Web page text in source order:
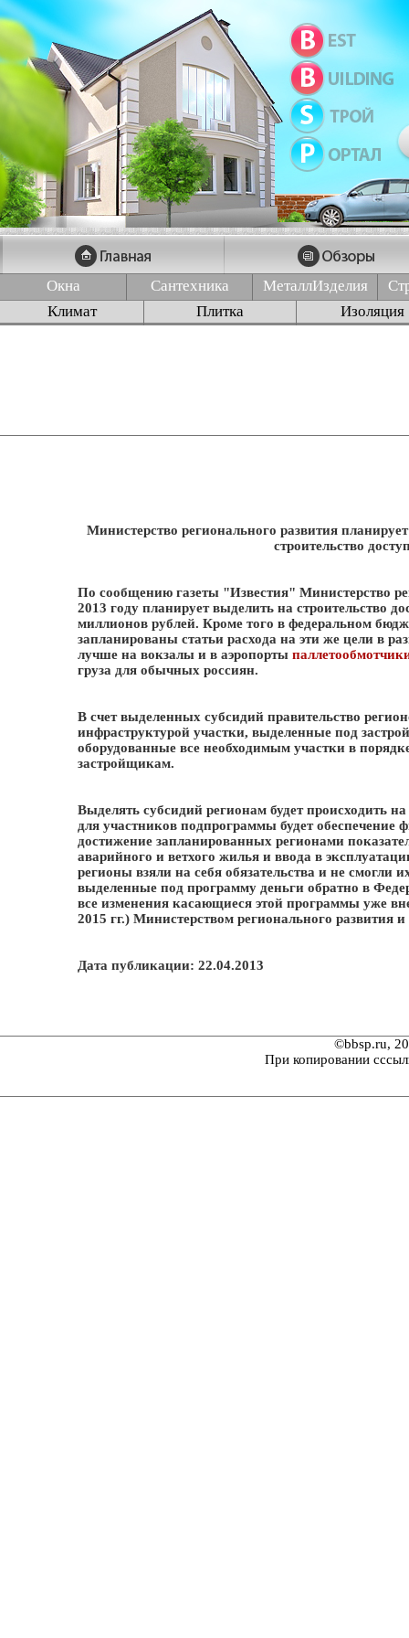
Окна Сантехника МеталлИзделия
Климат
Плитка Изоляция
Министерство регионального развития
строительство
По сообщению газеты "Известия" Министерство
2013 году планирует выделить на строительство
миллионов рублей. Кроме того в федеральном
запланированы статьи расхода на эти же цели в
лучше на вокзалы и в аэропорты
груза для обычных россиян.
В счет выделенных субсидий правительство
инфраструктурой участки, выделенные под
оборудованные все необходимым участки в
застройщикам.
Выделять субсидий регионам будет происходить
для участников подпрограммы будет
достижение запланированных регионами
аварийного и ветхого жилья и ввода в
регионы взяли на себя обязательства и не смогли
выделенные под программу деньги обратно в
все изменения касающиеся этой программы уже
2015 гг.) Министерством регионального развития
Дата публикации: 22.04.2013
©bbsp.ru,
При копировании